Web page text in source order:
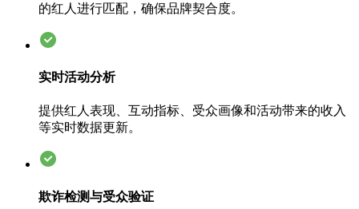
的红人进行匹配，确保品牌契合度。
实时活动分析
提供红人表现、互动指标、受众画像和活动带来的收入
等实时数据更新。
欺诈检测与受众验证